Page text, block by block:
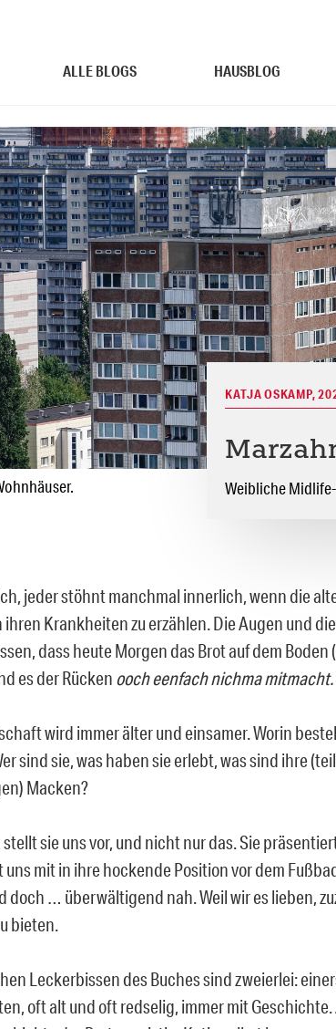
ALLE BLOGS HAUSBLOG
KATJA OSKAMP,
Weibliche
jeder stöhnt manchmal innerlich, wenn die
Krankheiten zu erzählen. Die Augen und
dass heute Morgen das Brot auf dem Boden
es der Rücken ooch eenfach nichma mitmacht.
wird immer älter und einsamer. Worin
sind sie, was haben sie erlebt, was sind ihre
Macken?
sie uns vor, und nicht nur das. Sie
uns mit in ihre hockende Position vor dem
doch … überwältigend nah. Weil wir es lieben,
bieten.
Leckerbissen des Buches sind zweierlei:
oft alt und oft redselig, immer mit